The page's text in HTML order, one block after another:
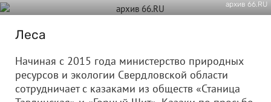
архив 66.RU
Леса
Начиная с 2015 года министерство природных
ресурсов и экологии Свердловской области
сотрудничает с казаками из обществ «Станица